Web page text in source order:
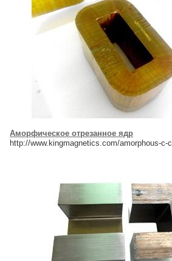
Аморфическое отрезанное ядр
http://www.kingmagnetics.com/amorphous-c-